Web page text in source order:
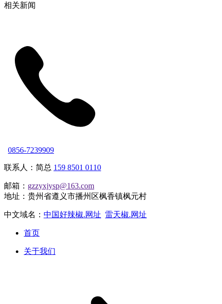
相关新闻
0856-7239909
联系人：简总 159 8501 0110
邮箱： gzzyxjysp@163.com
地址：贵州省遵义市播州区枫香镇枫元村
中文域名： 中国好辣椒.网址 雷天椒.网址
首页
关于我们